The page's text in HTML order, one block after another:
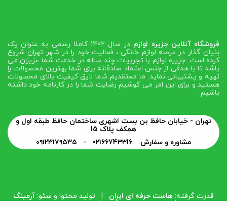
فروشگاه آنلاین جزیره لوازم
در سال 1402 کاملا رسمی به عنوان یک
بنیان گذار در عرصه لوازم خانگی ، فعالیت خود را در شهر تهران شروع
کرده است. جزیره لوازم با تجربیات چند ساله در خدمت شما عزیزان می
باشد تا با هدفی از جنس اعتماد صادقانه برای شما بهترین محصولات را
تهیه و پشتیبانی نماید. ما معتقدیم شما لایق کیفیت بالای محصولات
هستید و برای این امر می کوشیم رضایت شما را در کارنامه خود داشته
باشیم.
تهران - خیابان حافظ بن بست اشهری ساختمان حافظ طبقه اول و
همکف پلاک 15
مشاوره و سفارش: 02166743316 -
۰۹۱۲۳۱۷۹۵۳۵
قدرت گرفته: هاست حرفه ای ایران | تولید محتوا و سئو: آرمینگ